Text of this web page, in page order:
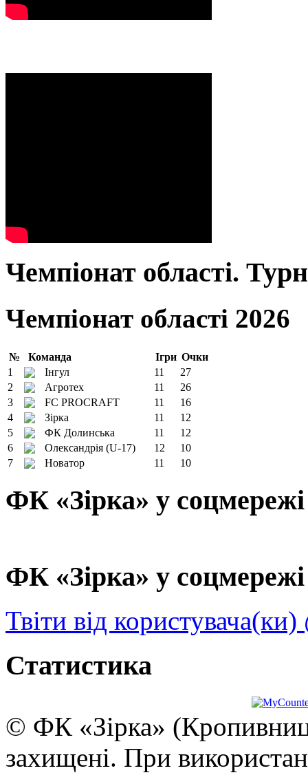
Чемпіонат області.
Чемпіонат області 2026
№ Команда Ігри Очки
1
Інгул 11
27
2
Агротех 11
26
3
FC PROCRAFT 11
16
4
Зірка 11
12
5
ФК Долинська 11
12
6
Олександрія (U-17) 12
10
7
Новатор 11 10
ФК «Зірка» у
ФК «Зірка» у
Твіти від
Статистика
© ФК «Зірка»
захищені. При